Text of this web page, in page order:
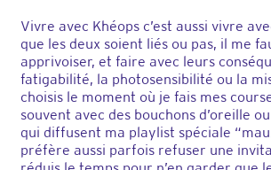
Vivre avec Khéops c’est aussi vivre
que les deux soient liés ou pas, il me
apprivoiser, et faire avec leurs
fatigabilité, la photosensibilité ou la
choisis le moment où je fais mes
souvent avec des bouchons d’oreille
qui diffusent ma playlist spéciale
préfère aussi parfois refuser une